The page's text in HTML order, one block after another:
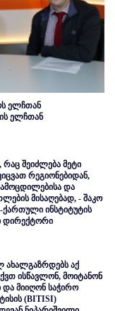
ელჩთან
ელჩთან
რაც შეიძლება მეტი
რეგიონებიდან,
და
მისაღებად, - შაკო
ქართული ინსტიტუტის
დირექტორი
ახალგაზრდებს აქ
ისწავლონ, მოიტანონ
და მიიღონ საჭირო
(BITISI)